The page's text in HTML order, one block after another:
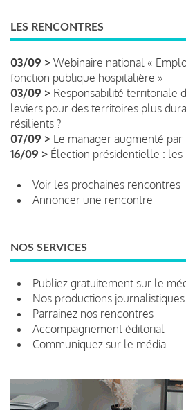
LES RENCONTRES
03/09 > Webinaire national «
fonction publique hospitalière »
03/09 > Responsabilité territoriale
leviers pour des territoires plus
résilients ?
07/09 > Le manager augmenté par
16/09 > Élection présidentielle : les
Voir les prochaines rencontres
Annoncer une rencontre
NOS SERVICES
Publiez gratuitement sur le
Nos productions
Parrainez nos rencontres
Accompagnement éditorial
Communiquez sur le média